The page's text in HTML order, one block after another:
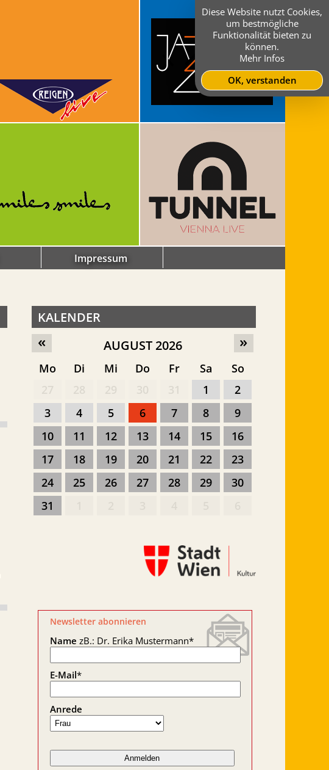
Impressum
KALENDER
»
« AUGUST 2026
Mo Di Mi Do Fr Sa
So
1
2
3
4 5 6 7 8
9
10
11 12 13 14 15
16
17
18 19 20 21 22
23
24
25 26 27 28 29
30
31
Newsletter abonnieren
Name zB.: Dr. Erika Mustermann*
E-Mail*
Anrede
Diese Website nutzt Cookies,
um bestmögliche
Funktionalität bieten zu
können.
Mehr Infos
OK, verstanden